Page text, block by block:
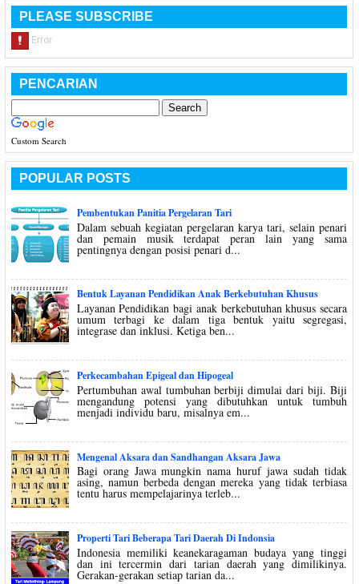
PLEASE SUBSCRIBE
PENCARIAN
Custom Search
POPULAR POSTS
Pembentukan Panitia Pergelaran Tari
Dalam sebuah kegiatan pergelaran karya tari, selain penari
dan pemain musik terdapat peran lain yang sama
pentingnya dengan posisi penari d...
Bentuk Layanan Pendidikan Anak Berkebutuhan Khusus
Layanan Pendidikan bagi anak berkebutuhan khusus secara
umum terbagi ke dalam tiga bentuk yaitu segregasi,
integrase dan inklusi. Ketiga ben...
Perkecambahan Epigeal dan Hipogeal
Pertumbuhan awal tumbuhan berbiji dimulai dari biji. Biji
mengandung potensi yang dibutuhkan untuk tumbuh
menjadi individu baru, misalnya em...
Mengenal Aksara dan Sandhangan Aksara Jawa
Bagi orang Jawa mungkin nama huruf jawa sudah tidak
asing, namun berbeda dengan mereka yang tidak terbiasa
tentu harus mempelajarinya terleb...
Properti Tari Beberapa Tari Daerah Di Indonsia
Indonesia memiliki keanekaragaman budaya yang tinggi
dan ini tercermin dari tarian daerah yang dimilikinya.
Gerakan-gerakan setiap tarian da...